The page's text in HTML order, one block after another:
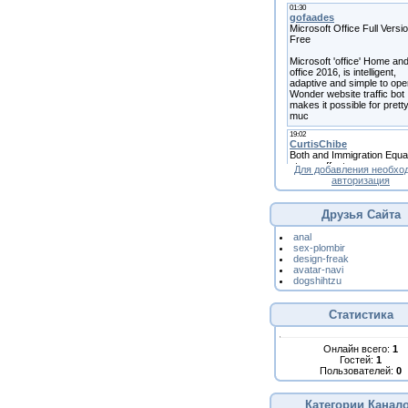
Для добавления
авторизация
Друзья Сайта
anal
sex-plombir
design-freak
avatar-navi
dogshihtzu
Статистика
Онлайн всего: 1
Гостей: 1
Пользователей: 0
Категории